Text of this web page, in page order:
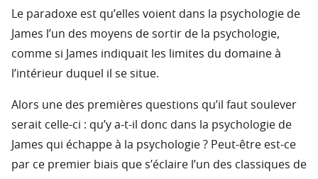
Le paradoxe est qu’elles voient dans la psychologie de
James l’un des moyens de sortir de la psychologie,
comme si James indiquait les limites du domaine à
l’intérieur duquel il se situe.
Alors une des premières questions qu’il faut soulever
serait celle-ci : qu’y a-t-il donc dans la psychologie de
James qui échappe à la psychologie ? Peut-être est-ce
par ce premier biais que s’éclaire l’un des classiques de